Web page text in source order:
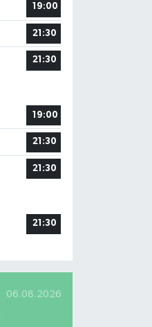
19:00
21:30
21:30
19:00
21:30
21:30
21:30
06.08.2026